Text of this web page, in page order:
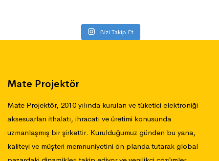
Bizi Takip Et
Mate Projektör
Mate Projektör, 2010 yılında kurulan ve tüketici elektroniği
aksesuarları ithalatı, ihracatı ve üretimi konusunda
uzmanlaşmış bir şirkettir. Kurulduğumuz günden bu yana,
kaliteyi ve müşteri memnuniyetini ön planda tutarak global